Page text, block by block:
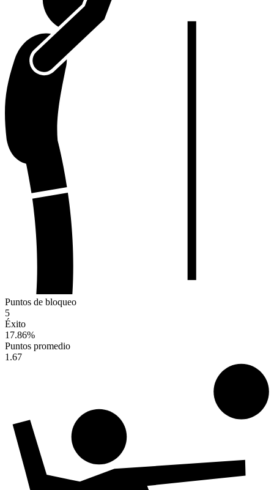
Puntos de bloqueo
5
Éxito
17.86%
Puntos promedio
1.67